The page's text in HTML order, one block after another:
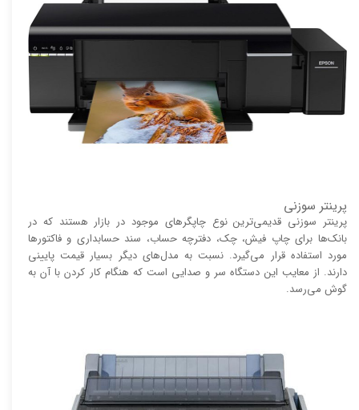
پرینتر سوزنی
پرینتر سوزنی قدیمی‌ترین نوع چاپگر‌های موجود در بازار هستند که در
بانک‌ها برای چاپ فیش، چک، دفترچه حساب، سند حسابداری و فاکتور‌ها
مورد استفاده قرار می‌گیرد. نسبت به مدل‌های دیگر بسیار قیمت پایینی
دارند. از معایب این دستگاه سر و صدایی است که هنگام کار کردن با آن به
گوش می‌رسد.